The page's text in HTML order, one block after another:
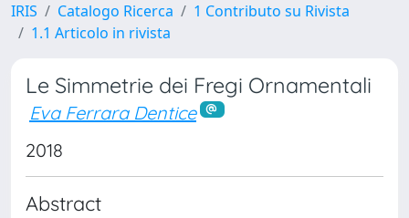
IRIS Catalogo Ricerca
1 Contributo su Rivista
1.1 Articolo in rivista
Le Simmetrie dei Fregi Ornamentali
Eva Ferrara Dentice
2018
Abstract